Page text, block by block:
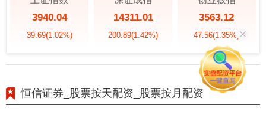
3940.04
39.69(1.02%)
14311.01
200.89(1.42%)
3563.12
47.56(1.35%)
恒信证券_股票按天配资_股票按月配资